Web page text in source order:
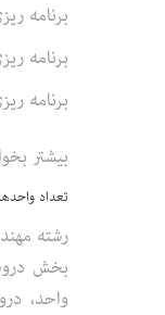
برنامه
برنامه
برنامه
بیشتر
تعداد